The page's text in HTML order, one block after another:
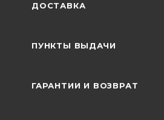
ДОСТАВКА
ПУНКТЫ ВЫДАЧИ
ГАРАНТИИ И ВОЗВРАТ